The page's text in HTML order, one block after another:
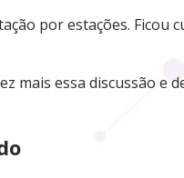
por estações. Ficou
mais essa discussão e